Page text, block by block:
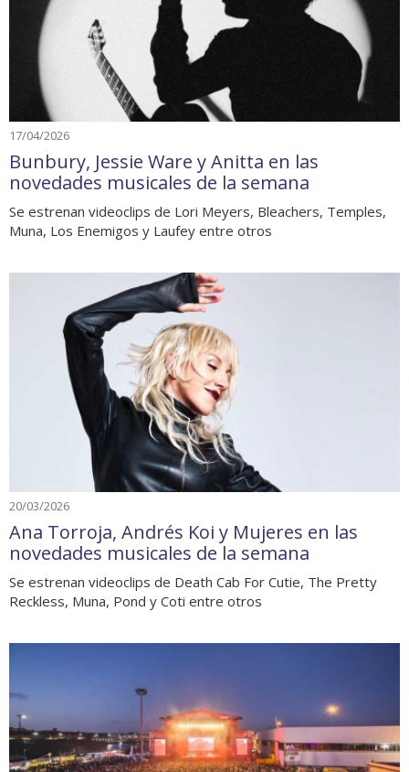
17/04/2026
Bunbury, Jessie Ware y Anitta en las
novedades musicales de la semana
Se estrenan videoclips de Lori Meyers, Bleachers, Temples,
Muna, Los Enemigos y Laufey entre otros
20/03/2026
Ana Torroja, Andrés Koi y Mujeres en las
novedades musicales de la semana
Se estrenan videoclips de Death Cab For Cutie, The Pretty
Reckless, Muna, Pond y Coti entre otros